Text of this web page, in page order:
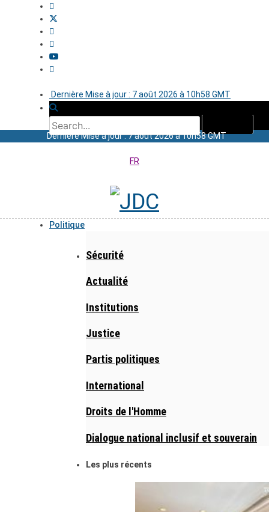
Dernière Mise à jour : 7 août 2026 à 10h58 GMT
Dernière Mise à jour : 7 août 2026 à 10h58 GMT
FR
Politique
Sécurité
Actualité
Institutions
Justice
Partis politiques
International
Droits de l'Homme
Dialogue national inclusif et souverain
Les plus récents